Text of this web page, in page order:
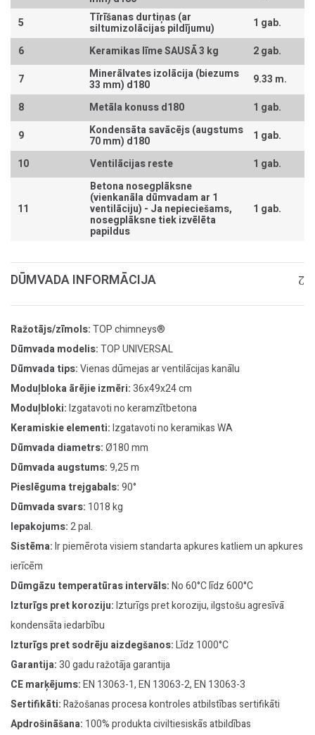
5
Tīrīšanas durtiņas (ar
siltumizolācijas pildījumu)
1 gab.
6
Keramikas līme SAUSĀ 3 kg
2 gab.
7
Minerālvates izolācija (biezums
33 mm) d180
9.33 m.
8
Metāla konuss d180
1 gab.
9
Kondensāta savācējs (augstums
70 mm) d180
1 gab.
10
Ventilācijas reste 1 gab.
11
Betona nosegplāksne
(vienkanāla dūmvadam ar 1
ventilāciju) - Ja nepieciešams,
nosegplāksne tiek izvēlēta
papildus
1 gab.
DŪMVADA INFORMĀCIJA
Ražotājs/zīmols:TOP chimneys®
Dūmvada modelis:TOP UNIVERSAL
Dūmvada tips:Vienas dūmejas ar ventilācijas kanālu
Moduļbloka ārējie izmēri:36x49x24 cm
Moduļbloki:Izgatavoti no keramzītbetona
Keramiskie elementi:Izgatavoti no keramikas WA
Dūmvada diametrs:Ø180 mm
Dūmvada augstums:9,25 m
Pieslēguma trejgabals:90°
Dūmvada svars: 1018 kg
Iepakojums:2 pal.
Sistēma:Ir piemērota visiem standarta apkures katliem un apkures
ierīcēm
Dūmgāzu temperatūras intervāls:No 60°C līdz 600°C
Izturīgs pret koroziju:Izturīgs pret koroziju, ilgstošu agresīvā
kondensāta iedarbību
Izturīgs pret sodrēju aizdegšanos:Līdz 1000°C
Garantija:30 gadu ražotāja garantija
CE marķējums:EN 13063-1, EN 13063-2, EN 13063-3
Sertifikāti:Ražošanas procesa kontroles atbilstības sertifikāti
Apdrošināšana: 100% produkta civiltiesiskās atbildības